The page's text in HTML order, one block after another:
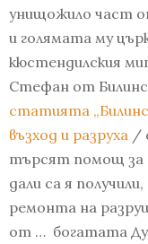
унищожило част
и голямата му
кюстендилския
Стефан от
статията
възход и разруха /
търсят помощ за
дали са я
ремонта на
от … богатата